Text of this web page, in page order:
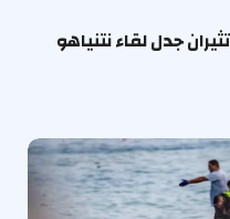
جدل لقاء نتنياهو